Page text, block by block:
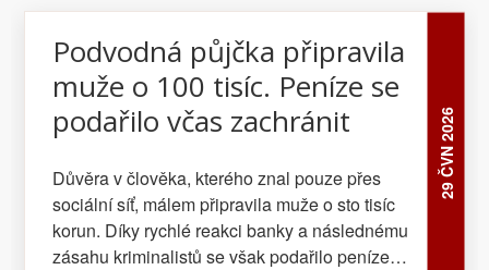
29 ČVN 2026
Podvodná půjčka připravila
muže o 100 tisíc. Peníze se
podařilo včas zachránit
Důvěra v člověka, kterého znal pouze přes
sociální síť, málem připravila muže o sto tisíc
korun. Díky rychlé reakci banky a následnému
zásahu kriminalistů se však podařilo peníze